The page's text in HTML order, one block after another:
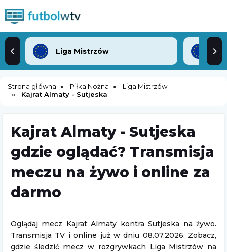
Liga Mistrzów
Strona główna Piłka Nożna
Liga Mistrzów
Kajrat Almaty - Sutjeska
Kajrat Almaty - Sutjeska
gdzie oglądać? Transmisja
meczu na żywo i online za
darmo
Oglądaj mecz Kajrat Almaty kontra Sutjeska na żywo.
Transmisja TV i online już w dniu 08.07.2026. Zobacz,
gdzie śledzić mecz w rozgrywkach Liga Mistrzów na